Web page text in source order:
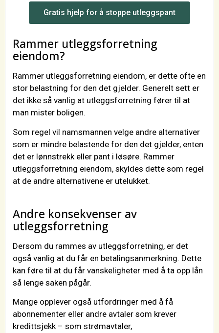
Gratis hjelp for å stoppe utleggspant
Rammer utleggsforretning
eiendom?
Rammer utleggsforretning eiendom, er dette ofte en
stor belastning for den det gjelder. Generelt sett er
det ikke så vanlig at utleggsforretning fører til at
man mister boligen.
Som regel vil namsmannen velge andre alternativer
som er mindre belastende for den det gjelder, enten
det er lønnstrekk eller pant i løsøre. Rammer
utleggsforretning eiendom, skyldes dette som regel
at de andre alternativene er utelukket.
Andre konsekvenser av
utleggsforretning
Dersom du rammes av utleggsforretning, er det
også vanlig at du får en betalingsanmerkning. Dette
kan føre til at du får vanskeligheter med å ta opp lån
så lenge saken pågår.
Mange opplever også utfordringer med å få
abonnementer eller andre avtaler som krever
kredittsjekk – som strømavtaler,